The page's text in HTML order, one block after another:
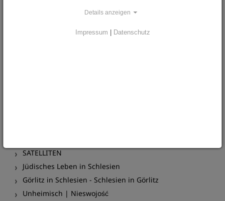
Jahresprogramm 2025
SATELLITEN
Jüdisches Leben in Schlesien
Görlitz in Schlesien - Schlesien in Görlitz
Unheimisch | Nieswojość
Details anzeigen
Impressum | Datenschutz